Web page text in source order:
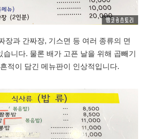
장과 간짜장, 기스면 등 여러 종류의 면
니다. 물론 배가 고픈 날을 위해 곱빼기
적이 담긴 메뉴판이 인상적입니다.